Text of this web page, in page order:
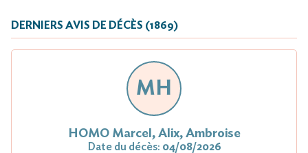
DERNIERS AVIS DE DÉCÈS (1869)
MH
HOMO Marcel, Alix, Ambroise
Date du décès: 04/08/2026